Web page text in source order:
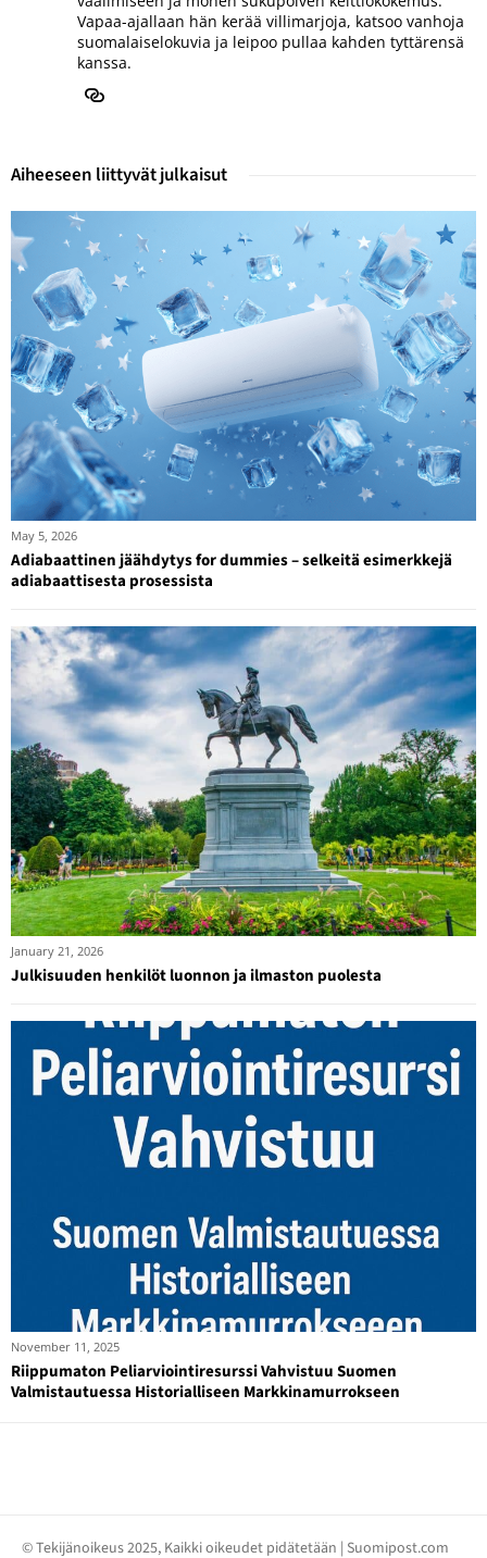
Vapaa-ajallaan hän kerää villimarjoja, katsoo vanhoja
suomalaiselokuvia ja leipoo pullaa kahden tyttärensä
kanssa.
Aiheeseen liittyvät julkaisut
May 5, 2026
Adiabaattinen jäähdytys for dummies – selkeitä esimerkkejä
adiabaattisesta prosessista
January 21, 2026
Julkisuuden henkilöt luonnon ja ilmaston puolesta
November 11, 2025
Riippumaton Peliarviointiresurssi Vahvistuu Suomen
Valmistautuessa Historialliseen Markkinamurrokseen
© Tekijänoikeus 2025, Kaikki oikeudet pidätetään | Suomipost.com